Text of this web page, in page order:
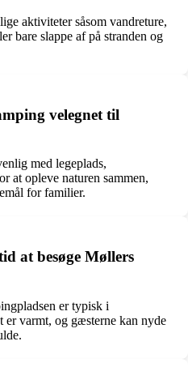
aktiviteter såsom vandreture,
bare slappe af på stranden og
velegnet til
med legeplads,
at opleve naturen sammen,
for familier.
at besøge Møllers
er typisk i
er varmt, og gæsterne kan nyde